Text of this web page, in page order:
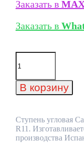
Заказать в
Заказать в
Количество
товара
угловая
Canada
016
Terra
330x330
В корзину
Ступень угловая
R11.
производства